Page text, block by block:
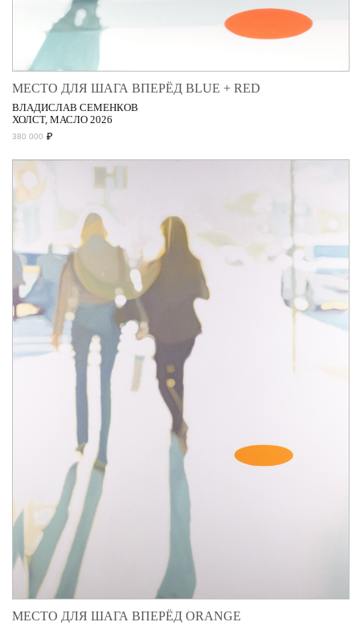
МЕСТО ДЛЯ ШАГА ВПЕРЁД BLUE + RED
ВЛАДИСЛАВ СЕМЕНКОВ
ХОЛСТ, МАСЛО 2026
380 000 ₽
МЕСТО ДЛЯ ШАГА ВПЕРЁД ORANGE